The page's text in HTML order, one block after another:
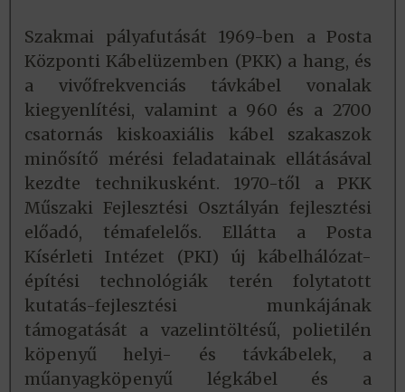
Szakmai pályafutását 1969-ben a Posta
Központi Kábelüzemben (PKK) a hang, és
a vivőfrekvenciás távkábel vonalak
kiegyenlítési, valamint a 960 és a 2700
csatornás kiskoaxiális kábel szakaszok
minősítő mérési feladatainak ellátásával
kezdte technikusként. 1970-től a PKK
Műszaki Fejlesztési Osztályán fejlesztési
előadó, témafelelős. Ellátta a Posta
Kísérleti Intézet (PKI) új kábelhálózat-
építési technológiák terén folytatott
kutatás-fejlesztési munkájának
támogatását a vazelintöltésű, polietilén
köpenyű helyi- és távkábelek, a
műanyagköpenyű légkábel és a